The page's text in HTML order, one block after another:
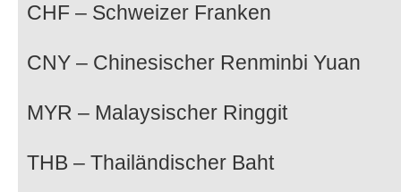
CHF – Schweizer Franken
CNY – Chinesischer Renminbi Yuan
MYR – Malaysischer Ringgit
THB – Thailändischer Baht